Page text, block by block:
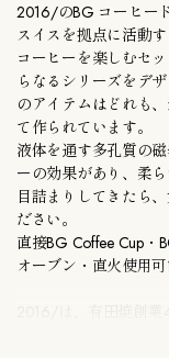
2016/のBG コーヒー
スイスを拠点に活動
コーヒーを楽しむセ
らなるシリーズをデ
のアイテムはどれも
て作られています。
液体を通す多孔質の
ーの効果があり、柔
目詰まりしてきたら
ださい。
直接BG Coffee Cup・
オーブン・直火使用可
ダのコラボレーショ